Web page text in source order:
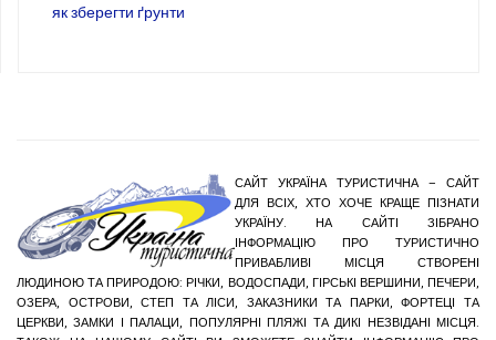
як зберегти ґрунти
САЙТ УКРАЇНА ТУРИСТИЧНА – САЙТ
ДЛЯ ВСІХ, ХТО ХОЧЕ КРАЩЕ ПІЗНАТИ
УКРАЇНУ. НА САЙТІ ЗІБРАНО
ІНФОРМАЦІЮ ПРО ТУРИСТИЧНО
ПРИВАБЛИВІ МІСЦЯ СТВОРЕНІ
ЛЮДИНОЮ ТА ПРИРОДОЮ: РІЧКИ, ВОДОСПАДИ, ГІРСЬКІ ВЕРШИНИ, ПЕЧЕРИ,
ОЗЕРА, ОСТРОВИ, СТЕП ТА ЛІСИ, ЗАКАЗНИКИ ТА ПАРКИ, ФОРТЕЦІ ТА
ЦЕРКВИ, ЗАМКИ І ПАЛАЦИ, ПОПУЛЯРНІ ПЛЯЖІ ТА ДИКІ НЕЗВІДАНІ МІСЦЯ.